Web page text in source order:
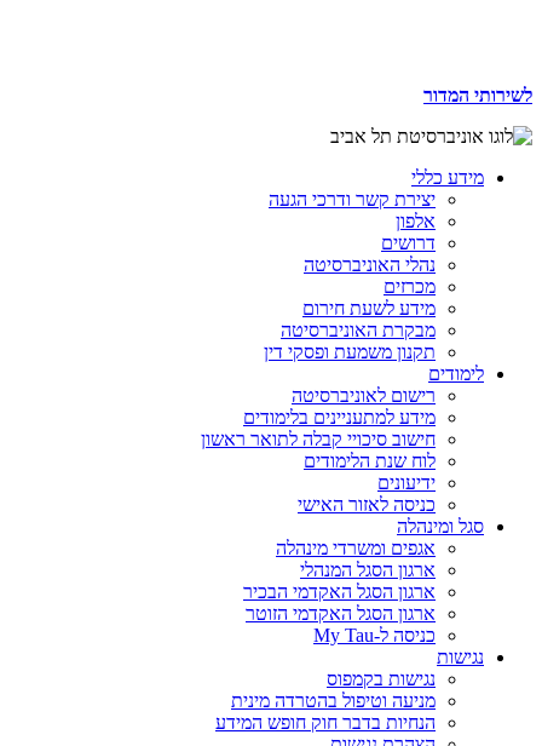
לשירותי המדור
מידע כללי
יצירת קשר ודרכי הגעה
אלפון
דרושים
נהלי האוניברסיטה
מכרזים
מידע לשעת חירום
מבקרת האוניברסיטה
תקנון משמעת ופסקי דין
לימודים
רישום לאוניברסיטה
מידע למתעניינים בלימודים
חישוב סיכויי קבלה לתואר ראשון
לוח שנת הלימודים
ידיעונים
כניסה לאזור האישי
סגל ומינהלה
אגפים ומשרדי מינהלה
ארגון הסגל המנהלי
ארגון הסגל האקדמי הבכיר
ארגון הסגל האקדמי הזוטר
כניסה ל-My Tau
נגישות
נגישות בקמפוס
מניעה וטיפול בהטרדה מינית
הנחיות בדבר חוק חופש המידע